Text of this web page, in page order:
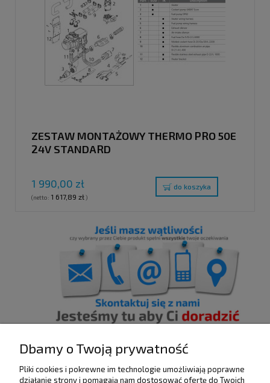
ZESTAW MONTAŻOWY THERMO PRO 50E
24V STANDARD
1 990,00 zł
(netto: 1 617,89 zł)
do koszyka
POMOC
Dbamy o Twoją prywatność
Pliki cookies i pokrewne im technologie umożliwiają poprawne
działanie strony i pomagają nam dostosować ofertę do Twoich